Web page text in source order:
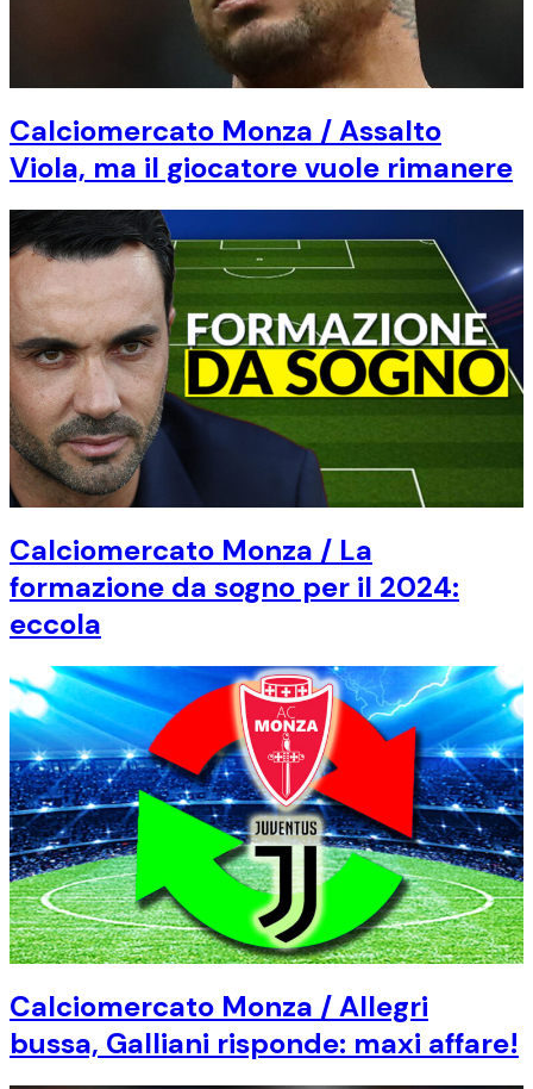
Calciomercato Monza / Assalto
Viola, ma il giocatore vuole rimanere
Calciomercato Monza / La
formazione da sogno per il 2024:
eccola
Calciomercato Monza / Allegri
bussa, Galliani risponde: maxi affare!